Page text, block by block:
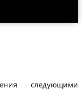
следующими